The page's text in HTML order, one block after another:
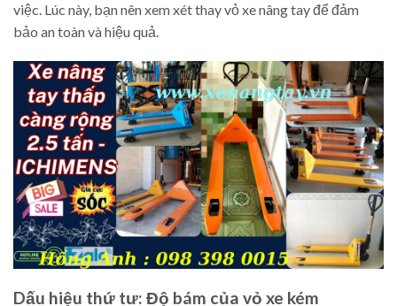
việc. Lúc này, bạn nên xem xét thay vỏ xe nâng tay để đảm
bảo an toàn và hiệu quả.
Dấu hiệu thứ tư: Độ bám của vỏ xe kém